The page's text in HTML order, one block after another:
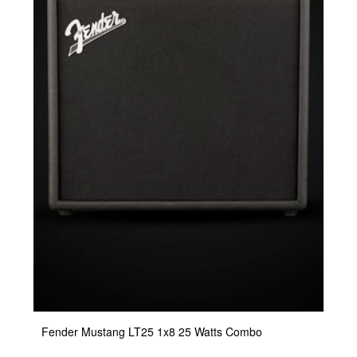
Fender Mustang LT25 1x8 25 Watts Combo